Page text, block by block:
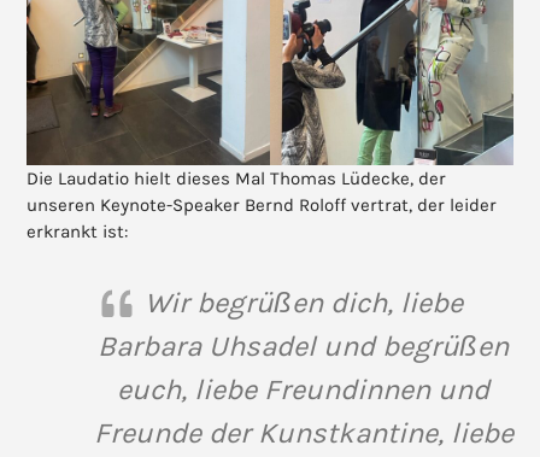
Die Laudatio hielt dieses Mal Thomas Lüdecke, der
unseren Keynote-Speaker Bernd Roloff vertrat, der leider
erkrankt ist:
Wir begrüßen dich, liebe
Barbara Uhsadel und begrüßen
euch, liebe Freundinnen und
Freunde der Kunstkantine, liebe